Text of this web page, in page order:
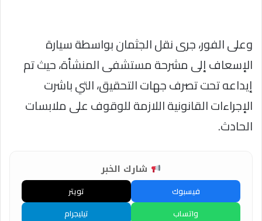
وعلى الفور، جرى نقل الجثمان بواسطة سيارة
الإسعاف إلى مشرحة مستشفى المنشأة، حيث تم
إيداعه تحت تصرف جهات التحقيق، التي باشرت
الإجراءات القانونية اللازمة للوقوف على ملابسات
الحادث.
شارك الخبر
فيسبوك
تويتر
واتساب
تيليجرام